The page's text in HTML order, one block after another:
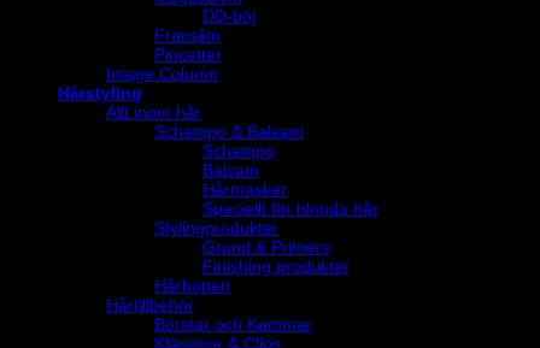
DD-böj
Franslim
Pincetter
Image Column
Hårstyling
Allt inom hår
Schampo & Balsam
Schampo
Balsam
Hårmasker
Speciellt för blonda hår
Stylingprodukter
Grund & Primers
Finishing produkter
Hårbotten
Hårtillbehör
Borstar och Kammar
Klämmor & Clips